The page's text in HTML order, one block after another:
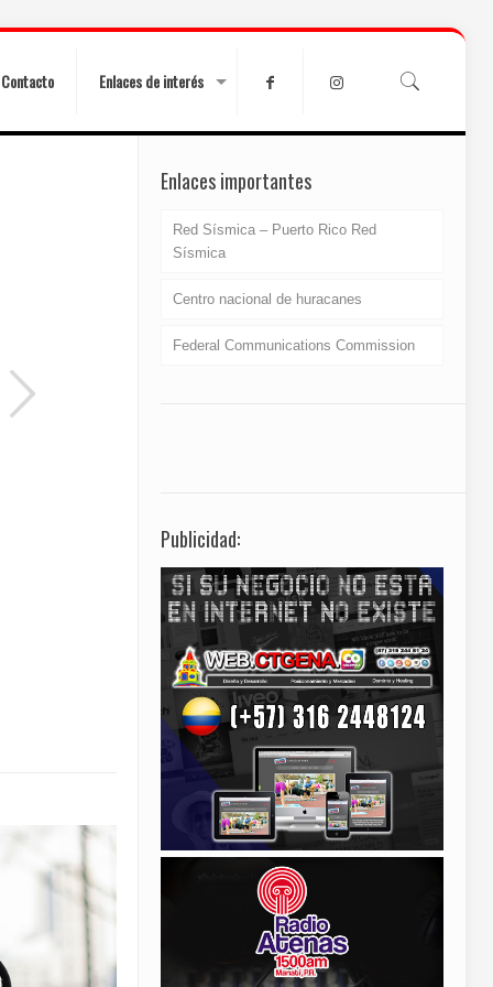
Contacto Enlaces de interés
Enlaces importantes
Red Sísmica – Puerto Rico Red
Sísmica
Centro nacional de huracanes
Federal Communications Commission
Publicidad: